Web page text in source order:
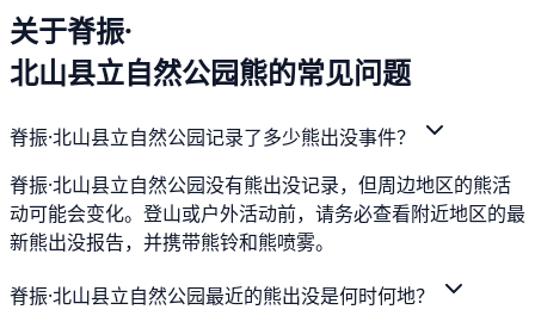
关于脊振·
北山县立自然公园熊的常见问题
脊振·北山县立自然公园记录了多少熊出没事件？
脊振·北山县立自然公园没有熊出没记录，但周边地区的熊活
动可能会变化。登山或户外活动前，请务必查看附近地区的最
新熊出没报告，并携带熊铃和熊喷雾。
脊振·北山县立自然公园最近的熊出没是何时何地？